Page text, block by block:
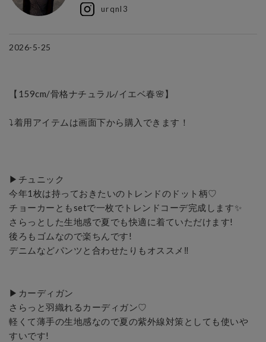
urqnl3
2026-5-25
【159cm/骨格ナチュラル/イエベ春🌸】
⤵︎着用アイテムは画面下から購入できます！
▶︎チュニック
今年1枚は持っておきたいのトレンドのドット柄♡
チョーカーともsetで一枚でトレンドコーデ完成します✨
さらっとした生地感で夏でも快適に着ていただけます!
後ろもゴムなので楽ちんです!
デニムなどパンツと合わせたりもオススメ‼︎
▶︎カーディガン
さらっと羽織れるカーディガン♡
軽くて薄手の生地感なので夏の紫外線対策としても使いや
すいです!